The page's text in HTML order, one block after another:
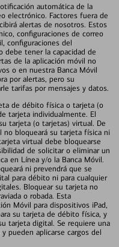
automática de la
electrónico. Factores fuera de
alertas de nosotros. Estos
configuraciones de correo
configuraciones del
debe tener la capacidad de
de la aplicación móvil no
o en nuestra Banca Móvil
por alertas, pero su
tarifas por mensajes y datos.
de débito física o tarjeta (o
tarjeta individualmente. El
tarjeta (o tarjetas) virtual. De
no bloqueará su tarjeta física ni
virtual debe bloquearse
de solicitar o eliminar un
en Línea y/o la Banca Móvil.
ni prevendrá que se
para débito ni para cualquier
Bloquear su tarjeta no
o robada. Esta
Móvil para dispositivos iPad,
su tarjeta de débito física, y
tarjeta digital. Se requiere una
pueden aplicarse cargos del